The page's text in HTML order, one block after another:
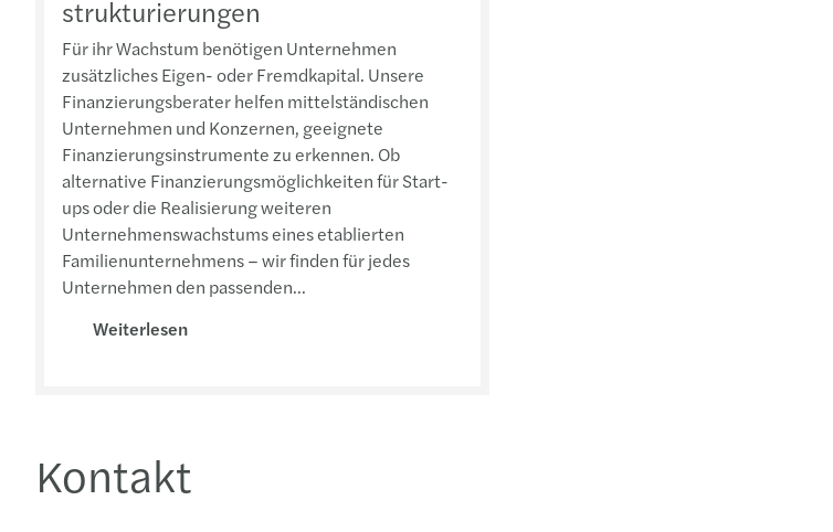
strukturierungen
Für ihr Wachstum benötigen Unternehmen
zusätzliches Eigen- oder Fremdkapital. Unsere
Finanzierungsberater helfen mittelständischen
Unternehmen und Konzernen, geeignete
Finanzierungsinstrumente zu erkennen. Ob
alternative Finanzierungsmöglichkeiten für Start-
ups oder die Realisierung weiteren
Unternehmenswachstums eines etablierten
Familienunternehmens – wir finden für jedes
Unternehmen den passenden...
Weiterlesen
Kontakt